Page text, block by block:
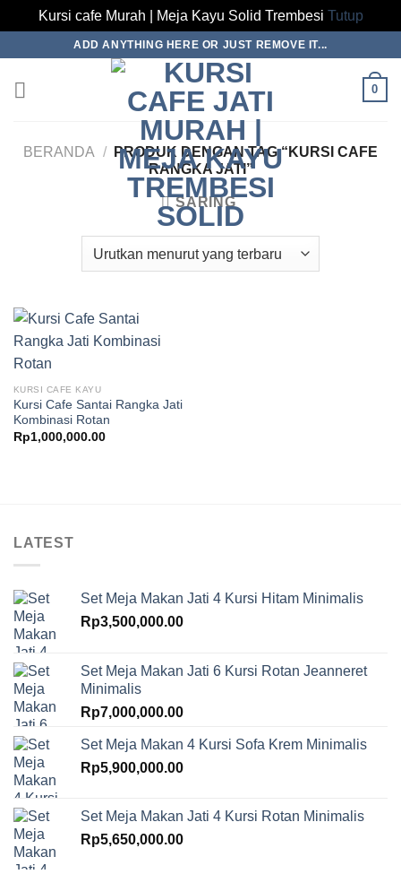
Kursi cafe Murah | Meja Kayu Solid Trembesi Tutup
content
ADD ANYTHING HERE OR JUST REMOVE IT...
0
BERANDA /
PRODUK DENGAN TAG “KURSI CAFE
RANGKA JATI”
SARING
KURSI CAFE KAYU
Kursi Cafe Santai Rangka Jati
Kombinasi Rotan
Rp1,000,000.00
LATEST
Set Meja Makan Jati 4 Kursi Hitam Minimalis
Rp3,500,000.00
Set Meja Makan Jati 6 Kursi Rotan Jeanneret
Minimalis
Rp7,000,000.00
Set Meja Makan 4 Kursi Sofa Krem Minimalis
Rp5,900,000.00
Set Meja Makan Jati 4 Kursi Rotan Minimalis
Rp5,650,000.00